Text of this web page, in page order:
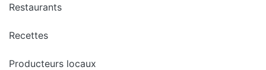
Restaurants
Recettes
Producteurs locaux